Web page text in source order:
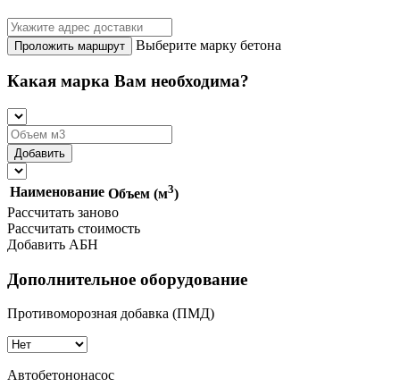
Проложить маршрут Выберите марку бетона
Какая марка Вам необходима?
Наименование Объем (м3)
Рассчитать заново
Рассчитать стоимость
Добавить АБН
Дополнительное оборудование
Противоморозная добавка (ПМД)
Автобетононасос